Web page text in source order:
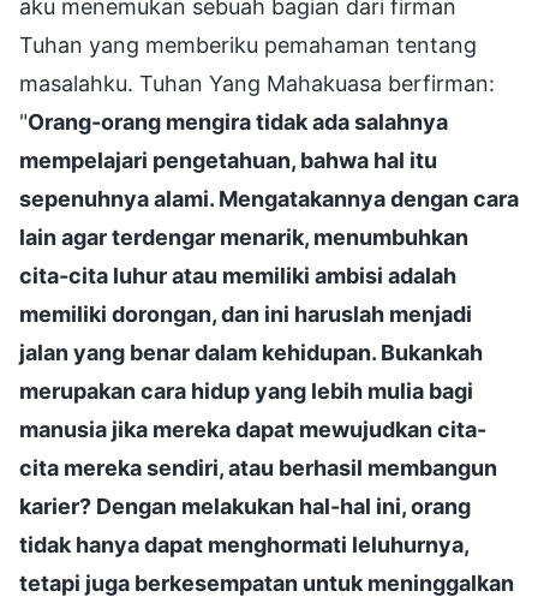
aku menemukan sebuah bagian dari firman
Tuhan yang memberiku pemahaman tentang
masalahku. Tuhan Yang Mahakuasa berfirman:
"Orang-orang mengira tidak ada salahnya
mempelajari pengetahuan, bahwa hal itu
sepenuhnya alami. Mengatakannya dengan cara
lain agar terdengar menarik, menumbuhkan
cita-cita luhur atau memiliki ambisi adalah
memiliki dorongan, dan ini haruslah menjadi
jalan yang benar dalam kehidupan. Bukankah
merupakan cara hidup yang lebih mulia bagi
manusia jika mereka dapat mewujudkan cita-
cita mereka sendiri, atau berhasil membangun
karier? Dengan melakukan hal-hal ini, orang
tidak hanya dapat menghormati leluhurnya,
tetapi juga berkesempatan untuk meninggalkan